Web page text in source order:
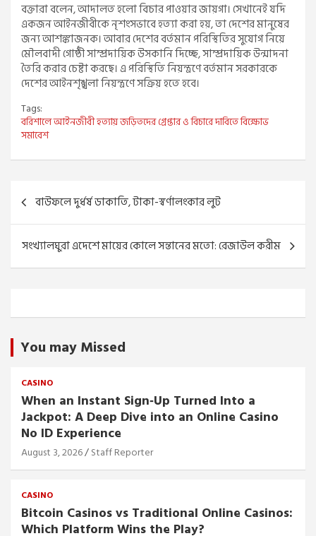
বক্তারা বলেন, আদালত হলো বিচার পাওয়ার জায়গা। সেখানেই যদি
একজন আইনজীবীকে নৃশংসভাবে হত্যা করা হয়, তা দেশের মানুষের
জন্য আশঙ্কাজনক। আবার দেশের বর্তমান পরিস্থিতির সুযোগ নিয়ে
মৌলবাদী গোষ্ঠী সাম্প্রদায়িক উসকানি দিচ্ছে, সাম্প্রদায়িক উন্মাদনা
তৈরি করার চেষ্টা করছে। এ পরিস্থিতি নিয়ন্ত্রণে বর্তমান সরকারকে
দেশের আইনশৃঙ্খলা নিয়ন্ত্রণে সক্রিয় হতে হবে।
Tags:
বরিশালে আইনজীবী হত্যায় জড়িতদের গ্রেপ্তার ও বিচারে দাবিতে বিক্ষোভ
সমাবেশ
Post
navigation
বাউফলে দুর্ধর্ষ ডাকাতি, টাকা-স্বর্ণালংকার লুট
সংখ্যালঘুরা এদেশে মায়ের কোলে সন্তানের মতো: রেজাউল করীম
You may Missed
CASINO
When an Instant Sign‑Up Turned Into a
Jackpot: A Deep Dive into an Online Casino
No ID Experience
August 3, 2026 Staff Reporter
CASINO
Bitcoin Casinos vs Traditional Online Casinos:
Which Platform Wins the Play?